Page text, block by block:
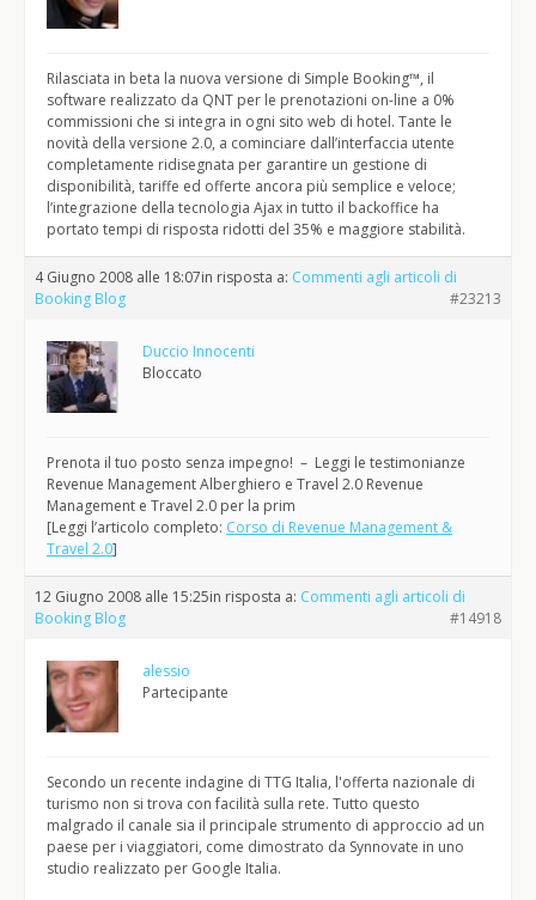
Rilasciata in beta la nuova versione di Simple Booking™, il
software realizzato da QNT per le prenotazioni on-line a 0%
commissioni che si integra in ogni sito web di hotel. Tante le
novità della versione 2.0, a cominciare dall’interfaccia utente
completamente ridisegnata per garantire un gestione di
disponibilità, tariffe ed offerte ancora più semplice e veloce;
l’integrazione della tecnologia Ajax in tutto il backoffice ha
portato tempi di risposta ridotti del 35% e maggiore stabilità.
4 Giugno 2008 alle 18:07in risposta a: Commenti agli articoli di
Booking Blog
#23213
Duccio Innocenti
Bloccato
Prenota il tuo posto senza impegno! – Leggi le testimonianze
Revenue Management Alberghiero e Travel 2.0 Revenue
Management e Travel 2.0 per la prim
[Leggi l’articolo completo: Corso di Revenue Management &
Travel 2.0]
12 Giugno 2008 alle 15:25in risposta a: Commenti agli articoli di
Booking Blog
#14918
alessio
Partecipante
Secondo un recente indagine di TTG Italia, l'offerta nazionale di
turismo non si trova con facilità sulla rete. Tutto questo
malgrado il canale sia il principale strumento di approccio ad un
paese per i viaggiatori, come dimostrato da Synnovate in uno
studio realizzato per Google Italia.